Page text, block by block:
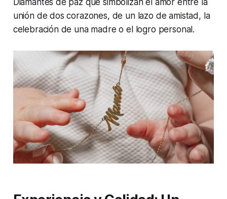
Diamantes de paz que simbolizan el amor entre la
unión de dos corazones, de un lazo de amistad, la
celebración de una madre o el logro personal.